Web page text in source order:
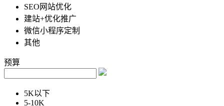
SEO网站优化
建站+优化推广
微信小程序定制
其他
预算
5K以下
5-10K